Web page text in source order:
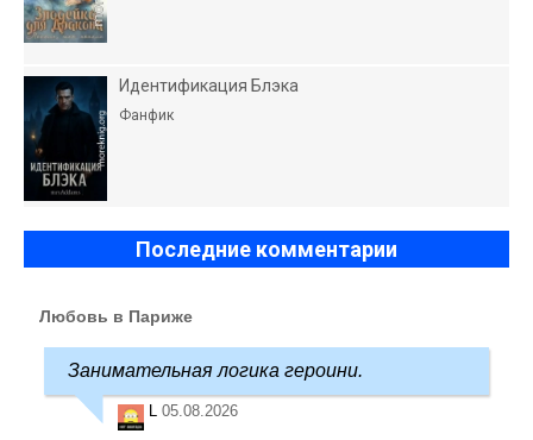
Идентификация Блэка
Фанфик
Последние комментарии
Любовь в Париже
Занимательная логика героини.
05.08.2026